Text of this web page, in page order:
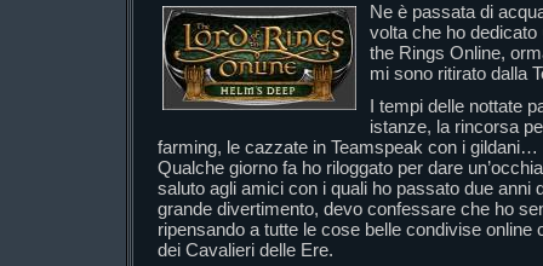
Ne è passata di
volta che ho dedicato
the Rings Online,
mi sono ritirato dalla
I tempi delle nottate
istanze, la rincorsa
farming, le cazzate in Teamspeak con i gildani…
Qualche giorno fa ho riloggato per dare
saluto agli amici con i quali ho passato due anni
grande divertimento, devo confessare che ho
ripensando a tutte le cose belle condivise online
dei Cavalieri delle Ere.